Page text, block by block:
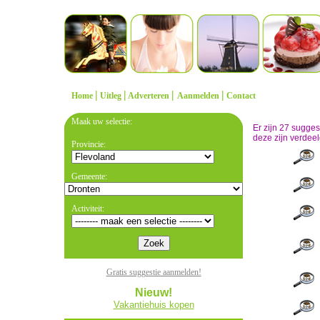
Home | Uitleg | Adverteren | Aanmelden | Contact
Maak uw selectie:
Provincie:
Gemeente:
Activiteit:
Gratis suggestie aanmelden!
Nieuw!
Vakantiehuis kopen
Er zijn 27
deze zijn